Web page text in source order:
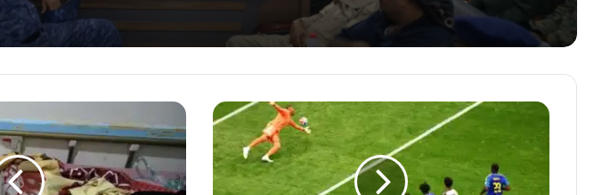
تعز.. قوات
ألمانيا
تسحق
كوراساو
بسباعية
في
تسجيل
أكثر
من
1400
إصابة